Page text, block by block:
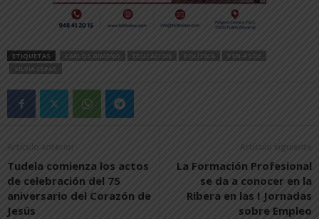
ETIQUETAS CARLOS GIMENO EDUCACIÓN POLÍTICA
PSN-PSOE
SILVIA CEPAS
Artículo anterior
Tudela comienza los actos
de celebración del 75
aniversario del Corazón de
Jesús
Artículo siguiente
La Formación Profesional
se da a conocer en la
Ribera en las I Jornadas
sobre Empleo